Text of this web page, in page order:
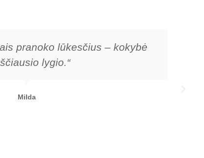
pranoko lūkesčius – kokybė
lygio.“
Milda